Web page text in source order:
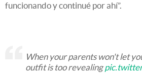
funcionando y continué por ahí”.
When your parents won't let
outfit is too revealing